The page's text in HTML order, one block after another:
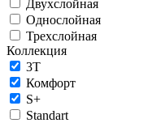
Двухслойная
Однослойная
Трехслойная
Коллекция
3T
Комфорт
S+
Standart